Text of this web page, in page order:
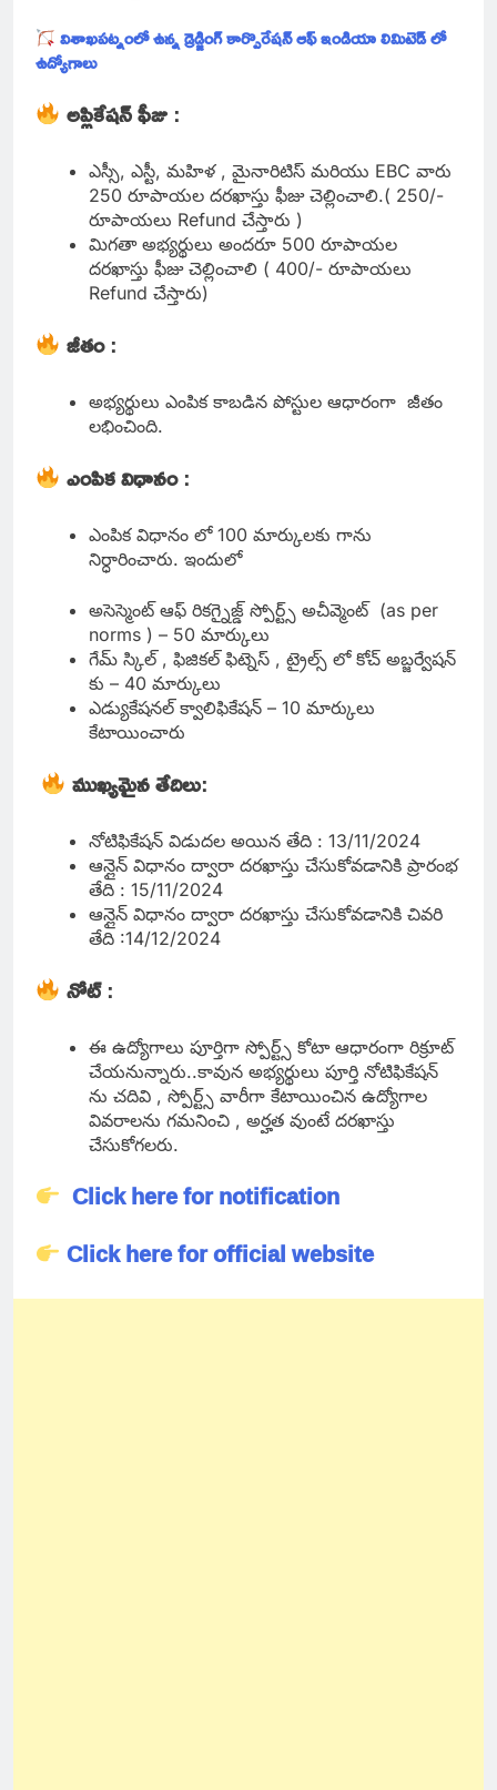
విశాఖపట్నంలో ఉన్న డ్రెడ్జింగ్ కార్పొరేషన్ ఆఫ్ ఇండియా లిమిటెడ్ లో
ఉద్యోగాలు
అప్లికేషన్ ఫీజు:
ఎస్సీ, ఎస్టీ, మహిళ , మైనారిటిస్ మరియు EBC వారు
250 రూపాయల దరఖాస్తు ఫీజు చెల్లించాలి.( 250/-
రూపాయలు Refund చేస్తారు )
మిగతా అభ్యర్థులు అందరూ 500 రూపాయల
దరఖాస్తు ఫీజు చెల్లించాలి ( 400/- రూపాయలు
Refund చేస్తారు)
జీతం:
అభ్యర్థులు ఎంపిక కాబడిన పోస్టుల ఆధారంగా జీతం
లభించింది.
ఎంపిక విధానం:
ఎంపిక విధానం లో 100 మార్కులకు గాను
నిర్ధారించారు. ఇందులో
అసెస్మెంట్ ఆఫ్ రికగ్నైజ్డ్ స్పోర్ట్స్ అచీవ్మెంట్ (as per
norms ) – 50 మార్కులు
గేమ్ స్కిల్ , ఫిజికల్ ఫిట్నెస్ , ట్రైల్స్ లో కోచ్ అబ్జర్వేషన్
కు – 40 మార్కులు
ఎడ్యుకేషనల్ క్వాలిఫికేషన్ – 10 మార్కులు
కేటాయించారు
ముఖ్యమైన తేదిలు:
నోటిఫికేషన్ విడుదల అయిన తేది : 13/11/2024
ఆన్లైన్ విధానం ద్వారా దరఖాస్తు చేసుకోవడానికి ప్రారంభ
తేది : 15/11/2024
ఆన్లైన్ విధానం ద్వారా దరఖాస్తు చేసుకోవడానికి చివరి
తేది :14/12/2024
నోట్:
ఈ ఉద్యోగాలు పూర్తిగా స్పోర్ట్స్ కోటా ఆధారంగా రిక్రూట్
చేయనున్నారు..కావున అభ్యర్థులు పూర్తి నోటిఫికేషన్
ను చదివి , స్పోర్ట్స్ వారీగా కేటాయించిన ఉద్యోగాల
వివరాలను గమనించి , అర్హత వుంటే దరఖాస్తు
చేసుకోగలరు.
Click here for notification
Click here for official website